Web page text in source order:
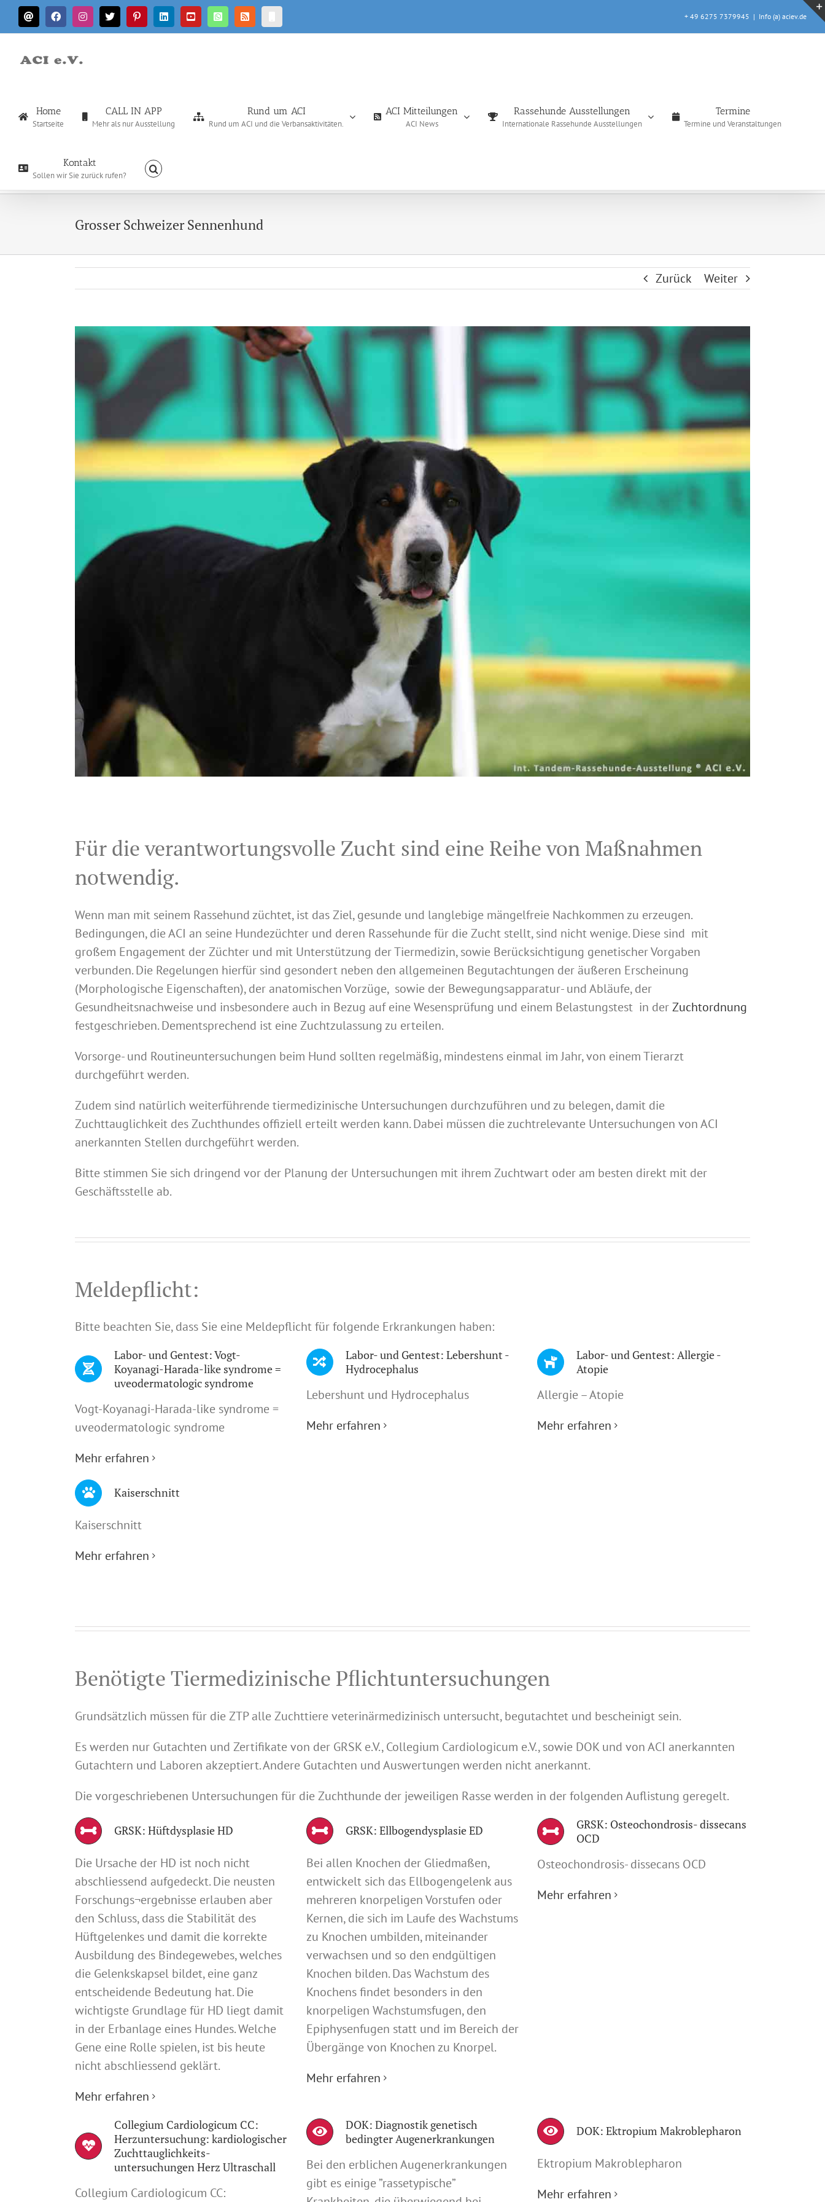
Zum
InhaltE-
Mail
FacebookInstagram
X PinterestLinkedInYouTubeWhatsApp
Rss
IN
+ 49 6275 7379945 | Info (a) aciev.de
Home
Startseite
CALL IN APP
Mehr als nur Ausstellung
Rund um ACI
Rund um ACI und die Verbansaktivitäten.
ACI Mitteilungen
ACI News
Rassehunde Ausstellungen
Internationale Rassehunde Ausstellungen
Termine
Termine und Veranstaltungen
Kontakt
Sollen wir Sie zurück rufen?
Grosser Schweizer Sennenhund
Zurück Weiter
View
Larger
Für die verantwortungsvolle Zucht sind eine Reihe von Maßnahmen
notwendig.
Wenn man mit seinem Rassehund züchtet, ist das Ziel, gesunde und langlebige mängelfreie Nachkommen zu erzeugen.
Bedingungen, die ACI an seine Hundezüchter und deren Rassehunde für die Zucht stellt, sind nicht wenige. Diese sind mit
großem Engagement der Züchter und mit Unterstützung der Tiermedizin, sowie Berücksichtigung genetischer Vorgaben
verbunden. Die Regelungen hierfür sind gesondert neben den allgemeinen Begutachtungen der äußeren Erscheinung
(Morphologische Eigenschaften), der anatomischen Vorzüge, sowie der Bewegungsapparatur- und Abläufe, der
Gesundheitsnachweise und insbesondere auch in Bezug auf eine Wesensprüfung und einem Belastungstest in derZuchtordnung
festgeschrieben. Dementsprechend ist eine Zuchtzulassung zu erteilen.
Vorsorge- und Routineuntersuchungen beim Hund sollten regelmäßig, mindestens einmal im Jahr, von einem Tierarzt
durchgeführt werden.
Zudem sind natürlich weiterführende tiermedizinische Untersuchungen durchzuführen und zu belegen, damit die
Zuchttauglichkeit des Zuchthundes offiziell erteilt werden kann. Dabei müssen die zuchtrelevante Untersuchungen von ACI
anerkannten Stellen durchgeführt werden.
Bitte stimmen Sie sich dringend vor der Planung der Untersuchungen mit ihrem Zuchtwart oder am besten direkt mit der
Geschäftsstelle ab.
Meldepflicht:
Bitte beachten Sie, dass Sie eine Meldepflicht für folgende Erkrankungen haben:
Labor- und Gentest: Vogt-
Koyanagi-Harada-like syndrome =
uveodermatologic syndrome
Vogt-Koyanagi-Harada-like syndrome =
uveodermatologic syndrome
Mehr erfahren
Labor- und Gentest: Lebershunt -
Hydrocephalus
Lebershunt und Hydrocephalus
Mehr erfahren
Labor- und Gentest: Allergie -
Atopie
Allergie – Atopie
Mehr erfahren
Kaiserschnitt
Kaiserschnitt
Mehr erfahren
Benötigte Tiermedizinische Pflichtuntersuchungen
Grundsätzlich müssen für die ZTP alle Zuchttiere veterinärmedizinisch untersucht, begutachtet und bescheinigt sein.
Es werden nur Gutachten und Zertifikate von der GRSK e.V., Collegium Cardiologicum e.V., sowie DOK und von ACI anerkannten
Gutachtern und Laboren akzeptiert. Andere Gutachten und Auswertungen werden nicht anerkannt.
Die vorgeschriebenen Untersuchungen für die Zuchthunde der jeweiligen Rasse werden in der folgenden Auflistung geregelt.
GRSK: Hüftdysplasie HD
Die Ursache der HD ist noch nicht
abschliessend aufgedeckt. Die neusten
Forschungs¬ergebnisse erlauben aber
den Schluss, dass die Stabilität des
Hüftgelenkes und damit die korrekte
Ausbildung des Bindegewebes, welches
die Gelenkskapsel bildet, eine ganz
entscheidende Bedeutung hat. Die
wichtigste Grundlage für HD liegt damit
in der Erbanlage eines Hundes. Welche
Gene eine Rolle spielen, ist bis heute
nicht abschliessend geklärt.
Mehr erfahren
GRSK: Ellbogendysplasie ED
Bei allen Knochen der Gliedmaßen,
entwickelt sich das Ellbogengelenk aus
mehreren knorpeligen Vorstufen oder
Kernen, die sich im Laufe des Wachstums
zu Knochen umbilden, miteinander
verwachsen und so den endgültigen
Knochen bilden. Das Wachstum des
Knochens findet besonders in den
knorpeligen Wachstumsfugen, den
Epiphysenfugen statt und im Bereich der
Übergänge von Knochen zu Knorpel.
Mehr erfahren
GRSK: Osteochondrosis- dissecans
OCD
Osteochondrosis- dissecans OCD
Mehr erfahren
Collegium Cardiologicum CC:
Herzuntersuchung: kardiologischer
Zuchttauglichkeits-
untersuchungen Herz Ultraschall
Collegium Cardiologicum CC:
DOK: Diagnostik genetisch
bedingter Augenerkrankungen
Bei den erblichen Augenerkrankungen
gibt es einige ”rassetypische”
DOK: Ektropium Makroblepharon
Ektropium Makroblepharon
Mehr erfahren